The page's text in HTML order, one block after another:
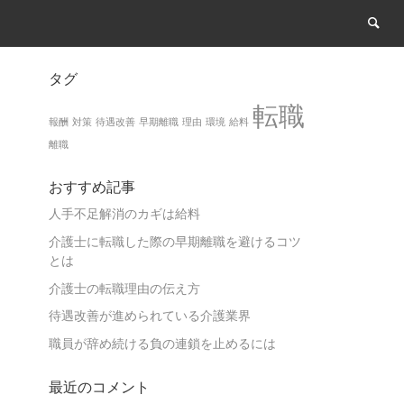
タグ
報酬 対策 待遇改善 早期離職 理由 環境 給料 転職
離職
おすすめ記事
人手不足解消のカギは給料
介護士に転職した際の早期離職を避けるコツ
とは
介護士の転職理由の伝え方
待遇改善が進められている介護業界
職員が辞め続ける負の連鎖を止めるには
最近のコメント